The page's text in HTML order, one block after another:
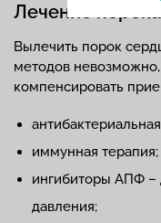
Лечение
Вылечить порок
методов
компенсировать
иммунная терапия;
ингибиторы АПФ –
давления;